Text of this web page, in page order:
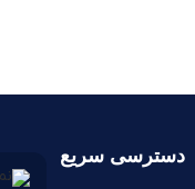
دسترسی سریع